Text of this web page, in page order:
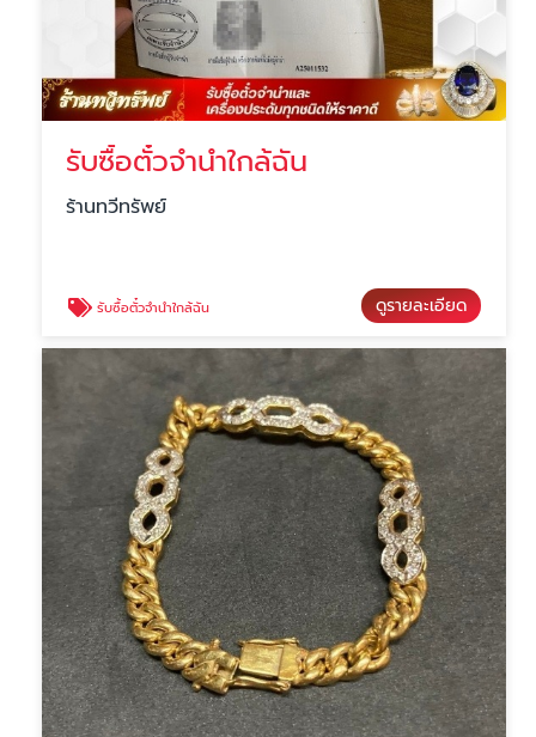
รับซื้อตั๋วจำนำใกล้ฉัน
ร้านทวีทรัพย์
รับซื้อตั๋วจำนำใกล้ฉัน ดูรายละเอียด